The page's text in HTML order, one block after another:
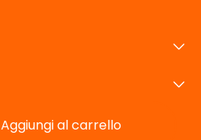
Aggiungi al carrello